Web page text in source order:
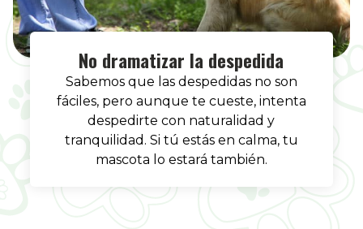
No dramatizar la despedida
Sabemos que las despedidas no son
fáciles, pero aunque te cueste, intenta
despedirte con naturalidad y
tranquilidad. Si tú estás en calma, tu
mascota lo estará también.